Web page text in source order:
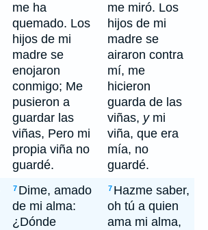
me ha
quemado. Los
hijos de mi
madre se
enojaron
conmigo; Me
pusieron a
guardar las
viñas, Pero mi
propia viña no
guardé.
me miró. Los
hijos de mi
madre se
airaron contra
mí, me
hicieron
guarda de las
viñas, ymi
viña, que era
mía, no
guardé.
7 Dime, amado
de mi alma:
¿Dónde
7 Hazme saber,
oh tú a quien
ama mi alma,